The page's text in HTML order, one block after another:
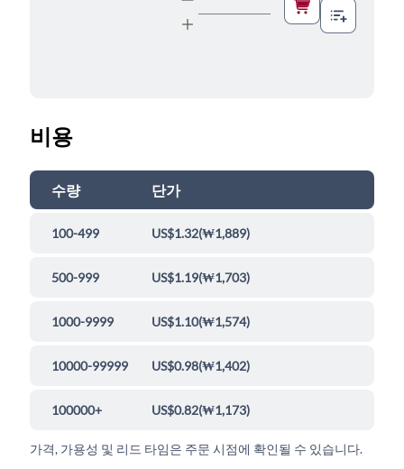
비용
수량 단가
100-499 US$1.32(₩1,889)
500-999 US$1.19(₩1,703)
1000-9999 US$1.10(₩1,574)
10000-99999 US$0.98(₩1,402)
100000+ US$0.82(₩1,173)
가격, 가용성 및 리드 타임은 주문 시점에 확인될 수 있습니다.